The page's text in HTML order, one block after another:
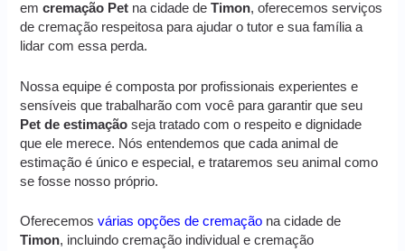
emcremação Pet na cidade deTimon, oferecemos serviços
de cremação respeitosa para ajudar o tutor e sua família a
lidar com essa perda.
Nossa equipe é composta por profissionais experientes e
sensíveis que trabalharão com você para garantir que seu
Pet de estimação seja tratado com o respeito e dignidade
que ele merece. Nós entendemos que cada animal de
estimação é único e especial, e trataremos seu animal como
se fosse nosso próprio.
Oferecemosvárias opções de cremação na cidade de
Timon, incluindo cremação individual e cremação